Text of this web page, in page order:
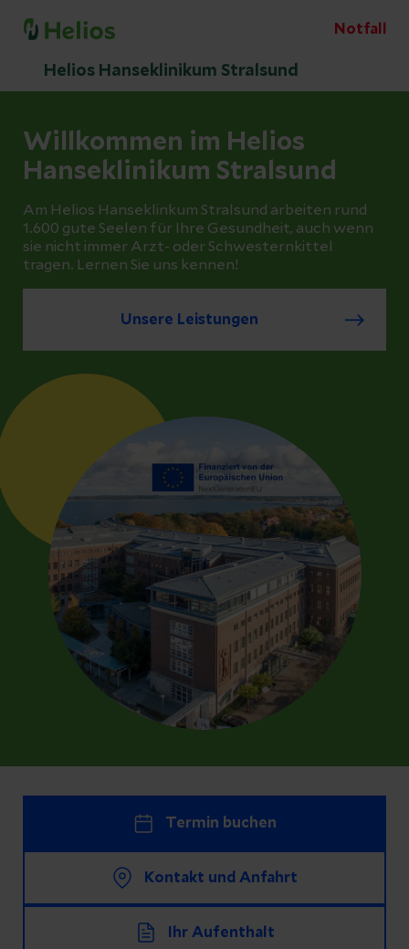
Notfall
Helios Hanseklinikum Stralsund
Willkommen im Helios
Hanseklinikum Stralsund
Am Helios Hanseklinkum Stralsund arbeiten rund
1.600 gute Seelen für Ihre Gesundheit, auch wenn
sie nicht immer Arzt- oder Schwesternkittel
tragen. Lernen Sie uns kennen!
Unsere Leistungen
Termin buchen
Kontakt und Anfahrt
Ihr Aufenthalt